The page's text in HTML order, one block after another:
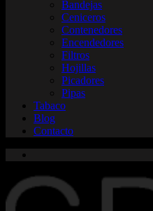
Bandejas
Ceniceros
Contenedores
Encendedores
Filtros
Hojillas
Picadores
Pipas
Tabaco
Blog
Contacto